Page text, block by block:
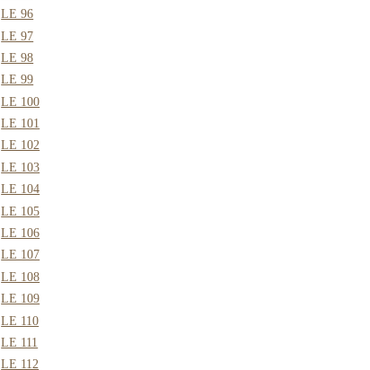
LE 96
LE 97
LE 98
LE 99
LE 100
LE 101
LE 102
LE 103
LE 104
LE 105
LE 106
LE 107
LE 108
LE 109
LE 110
LE 111
LE 112